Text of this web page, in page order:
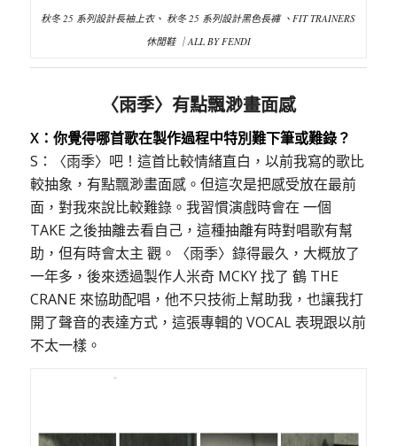
秋冬 25 系列設計長袖上衣、 秋冬 25 系列設計黑色長褲 、FIT TRAINERS
休閒鞋 ｜ALL BY FENDI
〈雨季〉有點飄渺畫面感
X：你覺得哪首歌在製作過程中特別難下筆或難錄？
S：〈雨季〉吧！這首比較情緒直白，以前我寫的歌比
較抽象，有點飄渺畫面感。但這次是把感受放在最前
面，對我來說比較難錄。我習慣演戲時會在 一個
TAKE 之後抽離去看自己，這種抽離有時對唱歌有幫
助，但有時會太主 觀。〈雨季〉錄得最久，大概放了
一年多，後來透過製作人米奇 MCKY 找了 鶴 THE
CRANE 來協助配唱，他不只技術上幫助我，也讓我打
開了聲音的表達方式，這張專輯的 VOCAL 表現跟以前
不太一樣。